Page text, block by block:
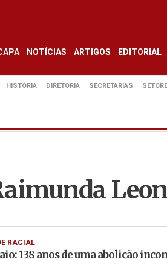
NOTÍCIAS ARTIGOS EDITORIAL
HISTÓRIA DIRETORIA SECRETARIAS
RACIAL
138 anos de uma abolição